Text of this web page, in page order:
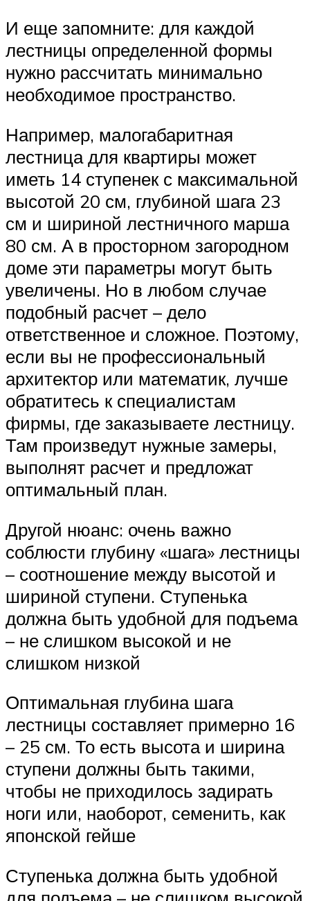
И еще запомните: для каждой
лестницы определенной формы
нужно рассчитать минимально
необходимое пространство.
Например, малогабаритная
лестница для квартиры может
иметь 14 ступенек с максимальной
высотой 20 см, глубиной шага 23
см и шириной лестничного марша
80 см. А в просторном загородном
доме эти параметры могут быть
увеличены. Но в любом случае
подобный расчет – дело
ответственное и сложное. Поэтому,
если вы не профессиональный
архитектор или математик, лучше
обратитесь к специалистам
фирмы, где заказываете лестницу.
Там произведут нужные замеры,
выполнят расчет и предложат
оптимальный план.
Другой нюанс: очень важно
соблюсти глубину «шага» лестницы
– соотношение между высотой и
шириной ступени. Ступенька
должна быть удобной для подъема
– не слишком высокой и не
слишком низкой
Оптимальная глубина шага
лестницы составляет примерно 16
– 25 см. То есть высота и ширина
ступени должны быть такими,
чтобы не приходилось задирать
ноги или, наоборот, семенить, как
японской гейше
Ступенька должна быть удобной